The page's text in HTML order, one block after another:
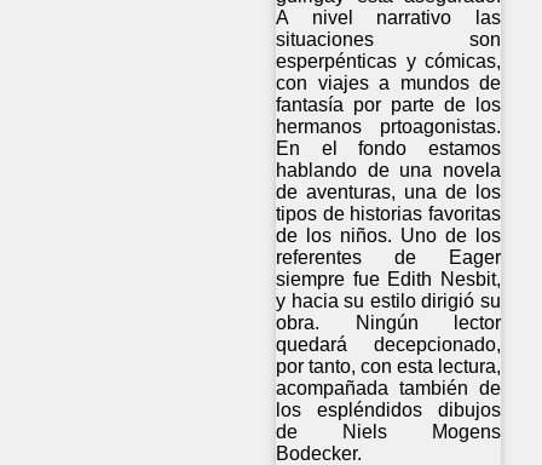
A nivel narrativo las
situaciones son
esperpénticas y cómicas,
con viajes a mundos de
fantasía por parte de los
hermanos prtoagonistas.
En el fondo estamos
hablando de una novela
de aventuras, una de los
tipos de historias favoritas
de los niños. Uno de los
referentes de Eager
siempre fue Edith Nesbit,
y hacia su estilo dirigió su
obra. Ningún lector
quedará decepcionado,
por tanto, con esta lectura,
acompañada también de
los espléndidos dibujos
de Niels Mogens
Bodecker.